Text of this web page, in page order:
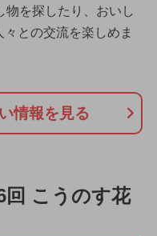
物を探したり、おいし
との交流を楽しめま
情報を見る
回 こうのす花